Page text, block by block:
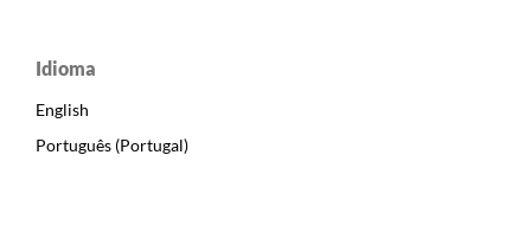
Idioma
English
Português (Portugal)